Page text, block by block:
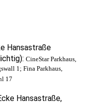
Hansastraße
CineStar Parkhaus,
1; Fina Parkhaus,
17
Hansastraße,